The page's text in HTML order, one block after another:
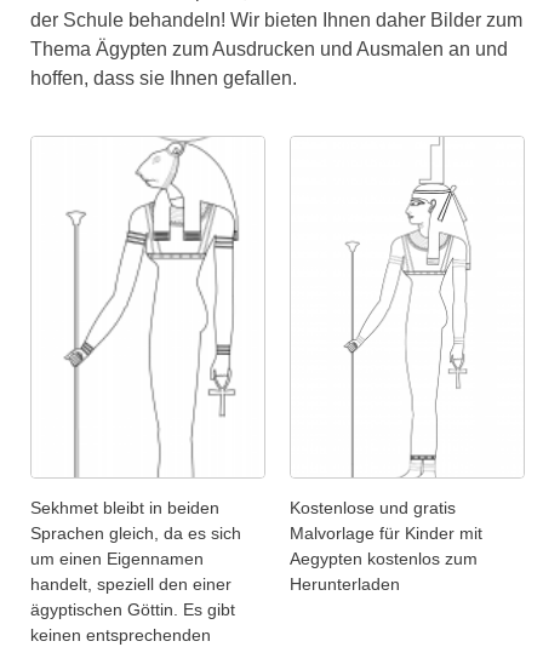
der Schule behandeln! Wir bieten Ihnen daher Bilder zum
Thema Ägypten zum Ausdrucken und Ausmalen an und
hoffen, dass sie Ihnen gefallen.
Sekhmet bleibt in beiden
Sprachen gleich, da es sich
um einen Eigennamen
handelt, speziell den einer
ägyptischen Göttin. Es gibt
keinen entsprechenden
Kostenlose und gratis
Malvorlage für Kinder mit
Aegypten kostenlos zum
Herunterladen